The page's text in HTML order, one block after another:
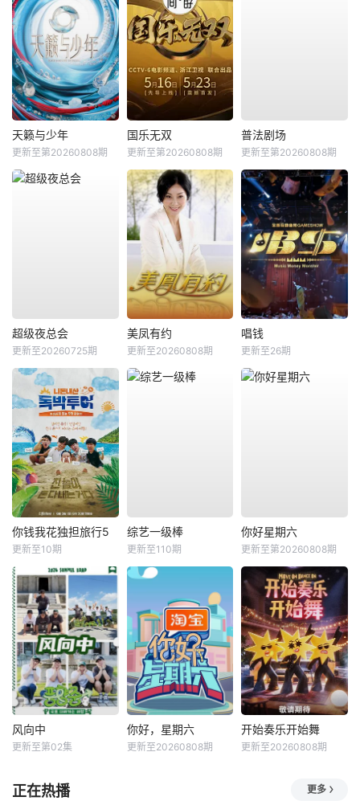
天籁与少年
更新至第20260808期
国乐无双
更新至第20260808期
普法剧场
更新至第20260808期
超级夜总会
更新至20260725期
美凤有约
更新至20260808期
唱钱
更新至26期
你钱我花独担旅行5
更新至10期
综艺一级棒
更新至110期
你好星期六
更新至第20260808期
风向中
更新至第02集
你好，星期六
更新至20260808期
开始奏乐开始舞
更新至20260808期
正在热播 更多